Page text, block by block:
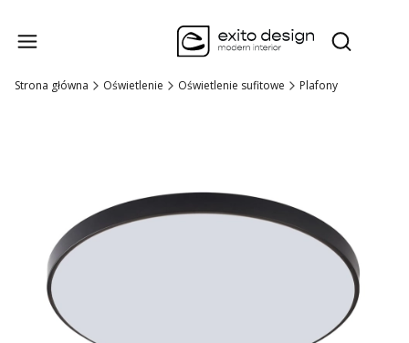
Otwórz
Strona główna Oświetlenie Oświetlenie sufitowe Plafony